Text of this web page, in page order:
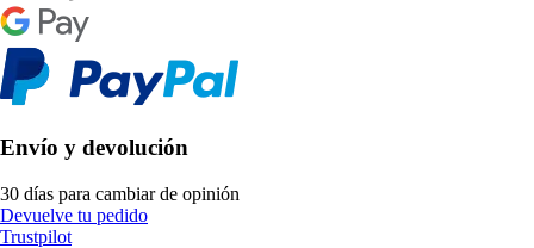
Envío y devolución
30 días para cambiar de opinión
Devuelve tu pedido
Trustpilot